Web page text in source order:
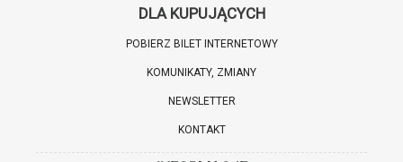
DLA KUPUJĄCYCH
POBIERZ BILET INTERNETOWY
KOMUNIKATY, ZMIANY
NEWSLETTER
KONTAKT